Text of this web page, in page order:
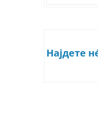
Најдете